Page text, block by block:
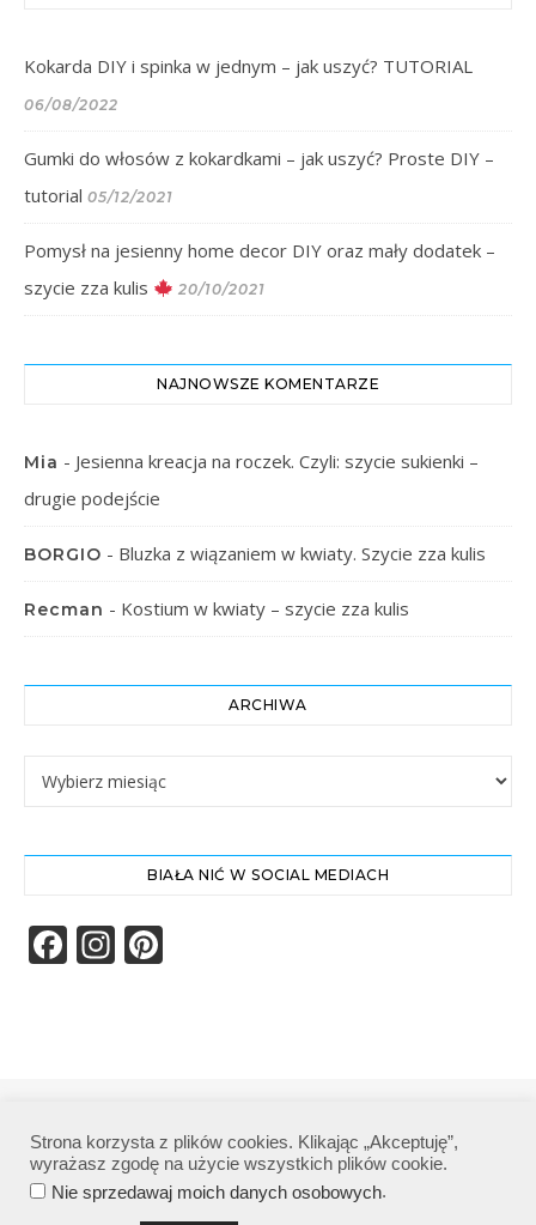
Kokarda DIY i spinka w jednym – jak uszyć? TUTORIAL
06/08/2022
Gumki do włosów z kokardkami – jak uszyć? Proste DIY –
tutorial 05/12/2021
Pomysł na jesienny home decor DIY oraz mały dodatek –
szycie zza kulis
20/10/2021
NAJNOWSZE KOMENTARZE
Mia - Jesienna kreacja na roczek. Czyli: szycie sukienki –
drugie podejście
BORGIO - Bluzka z wiązaniem w kwiaty. Szycie zza kulis
Recman - Kostium w kwiaty – szycie zza kulis
ARCHIWA
Archiwa
BIAŁA NIĆ W SOCIAL MEDIACH
Facebook
Instagram
Polityka prywatności
Strona korzysta z plików cookies. Klikając „Akceptuję”,
wyrażasz zgodę na użycie wszystkich plików cookie.
Nie sprzedawaj moich danych osobowych.